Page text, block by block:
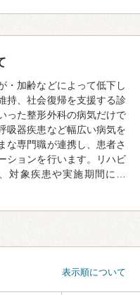
・加齢などによって低下し
持、社会復帰を支援する診
った整形外科の病気だけで
吸器疾患など幅広い病気を
な専門職が連携し、患者さ
ションを行います。リハビ
対象疾患や実施期間に…
表示順について